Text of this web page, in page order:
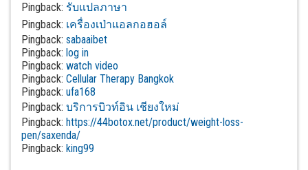
Pingback: รับแปลภาษา
Pingback: เครื่องเป่าแอลกอฮอล์
Pingback: sabaaibet
Pingback: log in
Pingback: watch video
Pingback: Cellular Therapy Bangkok
Pingback: ufa168
Pingback: บริการบิวท์อิน เชียงใหม่
Pingback: https://44botox.net/product/weight-loss-
pen/saxenda/
Pingback: king99